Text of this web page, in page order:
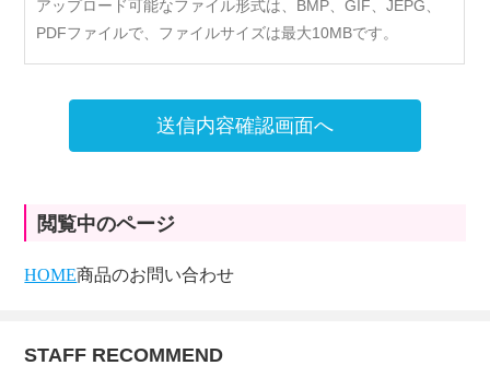
アップロード可能なファイル形式は、BMP、GIF、JEPG、
PDFファイルで、ファイルサイズは最大10MBです。
送信内容確認画面へ
閲覧中のページ
HOME商品のお問い合わせ
STAFF RECOMMEND